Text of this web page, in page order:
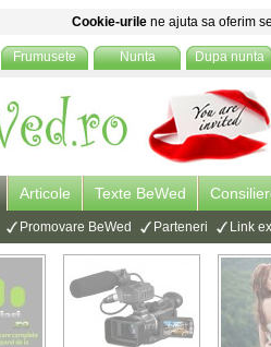
Cookie-urile ne ajuta sa oferim
Frumusete Nunta Dupa nunta
Articole Texte BeWed
Promovare BeWed Parteneri Link